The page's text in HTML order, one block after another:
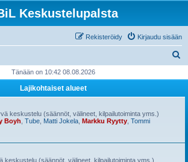
Keskustelupalsta
Kirjaudu sisään
Rekisteröidy
i
Tänään on 10:42 08.08.2026
Lajikohtaiset alueet
keskustelu (säännöt, välineet, kilpailutoiminta yms.)
Boyh Tube Matti Jokela Markku Ryytty Tommi
keskustelu (säännöt, välineet, kilpailutoiminta yms.)